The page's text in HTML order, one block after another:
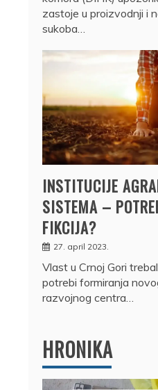
zastoje u proizvodnji i
sukoba…
INSTITUCIJE
SISTEMA –
FIKCIJA?
27. april 2023.
Vlast u Crnoj Gori
potrebi formiranja
razvojnog centra…
HRONIKA